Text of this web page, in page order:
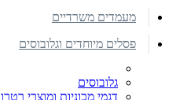
מעמדים משרדיים
פסלים מיוחדים וגלובוסים
גלובוסים
דגמי מכוניות ומוצרי רטרו